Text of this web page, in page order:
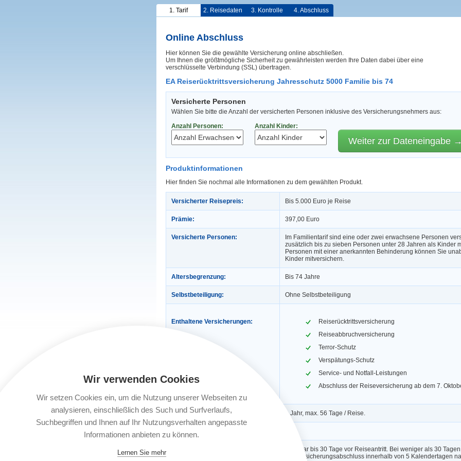
1. Tarif 2. Reisedaten 3. Kontrolle 4. Abschluss
Online Abschluss
Hier können Sie die gewählte Versicherung online abschließen.
Um Ihnen die größtmögliche Sicherheit zu gewährleisten werden Ihre Daten dabei über eine
verschlüsselte Verbindung (SSL) übertragen.
EA Reiserücktrittsversicherung Jahresschutz 5000 Familie bis 74
Versicherte Personen
Wählen Sie bitte die Anzahl der versicherten Personen inklusive des Versicherungsnehmers aus:
Anzahl Personen:
Anzahl Kinder:
Weiter zur Dateneingabe
Produktinformationen
Hier finden Sie nochmal alle Informationen zu dem gewählten Produkt.
Versicherter Reisepreis: Bis 5.000 Euro je Reise
Prämie: 397,00 Euro
Versicherte Personen:
Im Familientarif sind eine oder zwei erwachsene Personen
zusätzlich bis zu sieben Personen unter 28 Jahren als Kinder
Personen mit einer anerkannten Behinderung können Sie
Kinder mitversichern.
Altersbegrenzung: Bis 74 Jahre
Selbstbeteiligung: Ohne Selbstbeteiligung
Enthaltene Versicherungen:
Reiserücktrittsversicherung
Reiseabbruchversicherung
Terror-Schutz
Verspätungs-Schutz
Service- und Notfall-Leistungen
Abschluss der Reiseversicherung ab dem 7.
Gültigkeit: 1 Jahr, max. 56 Tage / Reise.
Automatische Verlängerung:
Buchbar bis 30 Tage vor Reiseantritt. Bei weniger als 30
der Versicherungsabschluss innerhalb von 5 Kalendertagen
Wir verwenden Cookies
Wir setzen Cookies ein, um die Nutzung unserer Webseiten zu
analysieren, einschließlich des Such und Surfverlaufs,
Suchbegriffen und Ihnen auf Ihr Nutzungsverhalten angepasste
Informationen anbieten zu können.
Lernen Sie mehr